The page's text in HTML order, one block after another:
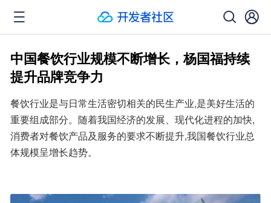
中国餐饮行业规模不断增长，杨国福持续
提升品牌竞争力
餐饮行业是与日常生活密切相关的民生产业,是美好生活的
重要组成部分。随着我国经济的发展、现代化进程的加快,
消费者对餐饮产品及服务的要求不断提升,我国餐饮行业总
体规模呈增长趋势。